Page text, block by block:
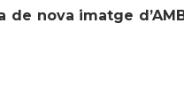
nova imatge